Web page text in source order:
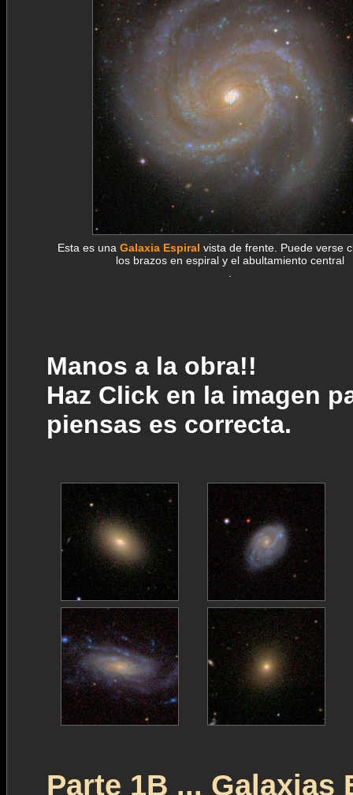
Esta es una Galaxia Espiral vista de frente. Puede verse
los brazos en espiral y el abultamiento central
Manos a la obra!!
Haz Click en la imagen
piensas es correcta.
Parte 1B ...